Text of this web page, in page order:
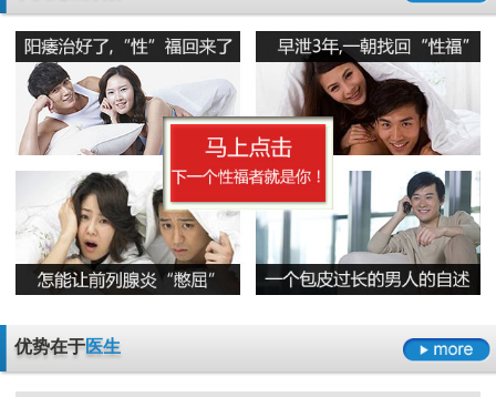
男性阳痿会有哪些危害
早泄要严于律己
阳痿 早泄 不射精 勃起障碍
男科检查囊肿症状是什么
正确认识男科检查莫“误解”它
男科检查增生会影响性生活吗
男性男科检查灼痛是怎么回事
男科检查 男科检查增生 男科检查痛 男科检查囊肿
龟头的异味什么导致的
男人睾丸胀痛的原因是什么
精囊炎有哪些危害呢
尿道炎是什么原因导致的
包皮龟头炎 尿道炎 睾丸炎 膀胱炎
无精症的预防措施要怎么做呢
精子畸形率高的主要原因
弱精症有哪些常见的原因
少精症是又哪些疾病诱发出来的呢
优势在于医生